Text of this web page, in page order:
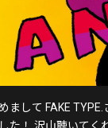
まして FAKE